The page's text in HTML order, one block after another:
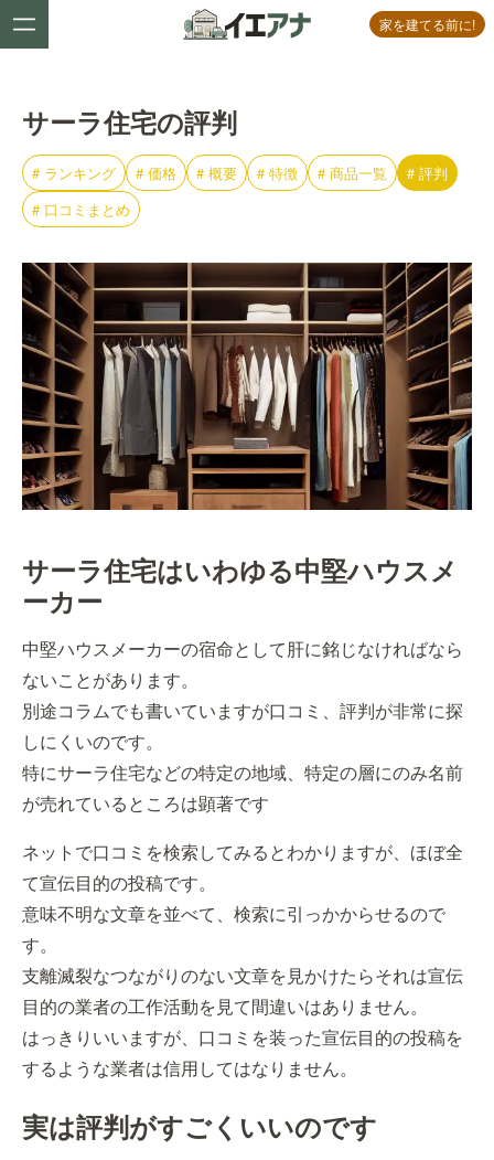
家を建てる前に!
サーラ住宅の評判
# ランキング # 価格 # 概要 # 特徴 # 商品一覧 # 評判
# 口コミまとめ
サーラ住宅はいわゆる中堅ハウスメ
ーカー
中堅ハウスメーカーの宿命として肝に銘じなければなら
ないことがあります。
別途コラムでも書いていますが口コミ、評判が非常に探
しにくいのです。
特にサーラ住宅などの特定の地域、特定の層にのみ名前
が売れているところは顕著です
ネットで口コミを検索してみるとわかりますが、ほぼ全
て宣伝目的の投稿です。
意味不明な文章を並べて、検索に引っかからせるので
す。
支離滅裂なつながりのない文章を見かけたらそれは宣伝
目的の業者の工作活動を見て間違いはありません。
はっきりいいますが、口コミを装った宣伝目的の投稿を
するような業者は信用してはなりません。
実は評判がすごくいいのです